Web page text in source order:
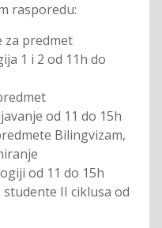
rasporedu:
za predmet
1 i 2 od 11h do
od 11 do 15h
Bilingvizam,
od 11 do 15h
II ciklusa od